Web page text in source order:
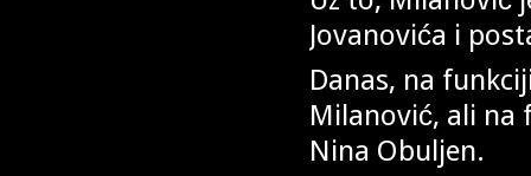
Jovanovića i
Danas, na
Milanović, ali na
Nina Obuljen.